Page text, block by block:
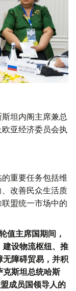
坦内阁主席兼总
亚经济委员会执
重要任务包括维
改善民众生活质
盟统一市场中的
值主席国期间，
设物流枢纽、推
障碍贸易，并积
克斯坦总统哈斯
成员国领导人的